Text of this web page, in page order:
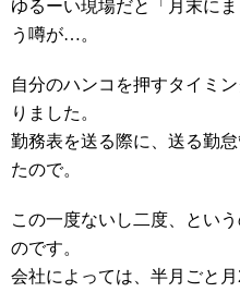
ゆるーい現場だと「月末に
う噂が…。
自分のハンコを押すタイミ
りました。
勤務表を送る際に、送る勤
たので。
この一度ないし二度、とい
のです。
会社によっては、半月ごと